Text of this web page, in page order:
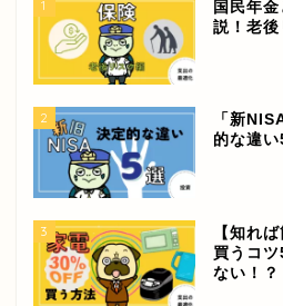
1
国民年
説！老
2
「新
的な違い
3
【知れ
買うコ
ない！？